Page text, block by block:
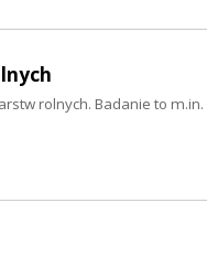
rolnych. Badanie to m.in.